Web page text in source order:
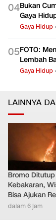
04Bukan
Gaya
Gaya Hidup
05FOTO:
Lembah
Gaya Hidup
LAINNYA
Bromo
Kebakaran,
Bisa Ajukan
dalam 6 jam